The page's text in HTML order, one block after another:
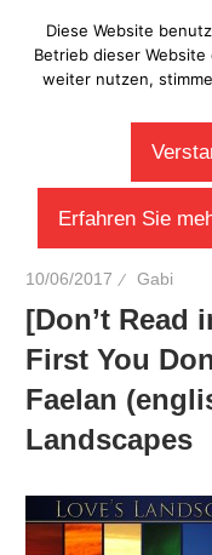
Inhalt
springen
10/06/2017 Gabi
[Don’t Read
First You
Faelan
Landscapes
Diese Website
Betrieb dieser
weiter nutzen,
Erfahren Sie